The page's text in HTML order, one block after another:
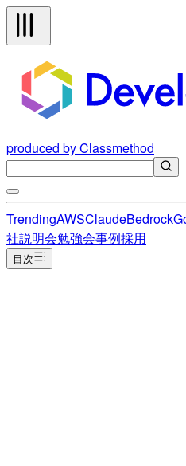
produced by Classmethod
TrendingAWSClaudeBedrock
社説明会勉強会事例採用
目次